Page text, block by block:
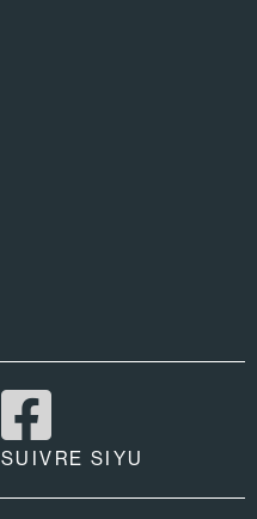
SUIVRE SIYU